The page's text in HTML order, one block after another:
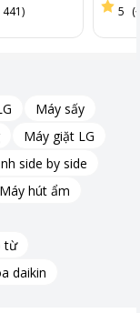
chỉ được hâm
như ban đầu.
ăn nên được giữ
5
Máy sấy
Máy giặt LG
side by side
Máy hút ẩm
từ
daikin